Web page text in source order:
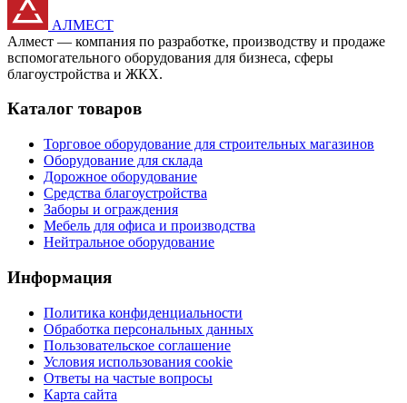
АЛМЕСТ
Алмест — компания по разработке, производству и продаже
вспомогательного оборудования для бизнеса, сферы
благоустройства и ЖКХ.
Каталог товаров
Торговое оборудование для строительных магазинов
Оборудование для склада
Дорожное оборудование
Средства благоустройства
Заборы и ограждения
Мебель для офиса и производства
Нейтральное оборудование
Информация
Политика конфиденциальности
Обработка персональных данных
Пользовательское соглашение
Условия использования cookie
Ответы на частые вопросы
Карта сайта